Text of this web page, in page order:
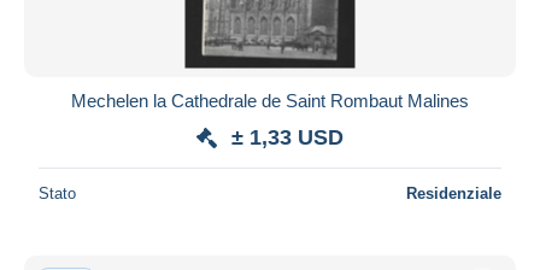
Mechelen la Cathedrale de Saint Rombaut Malines
± 1,33 USD
Stato Residenziale